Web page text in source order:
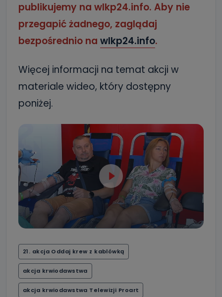
publikujemy na wlkp24.info. Aby nie
przegapić żadnego, zaglądaj
bezpośrednio na wlkp24.info.
Więcej informacji na temat akcji w
materiale wideo, który dostępny
poniżej.
21. akcja Oddaj krew z kablówką
akcja krwiodawstwa
akcja krwiodawstwa Telewizji Proart